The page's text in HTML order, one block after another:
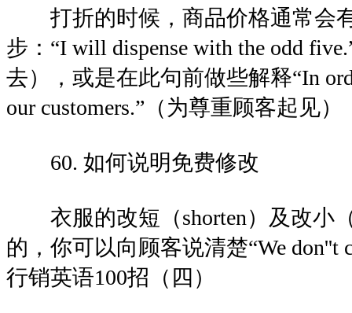
打折的时候，商品价格通常会
步：“I will dispense with the odd
去），或是在此句前做些解释“In
our customers.”（为尊重顾客起见）
60. 如何说明免费修改
衣服的改短（shorten）及改小
的，你可以向顾客说清楚“We don''t
行销英语100招（四）